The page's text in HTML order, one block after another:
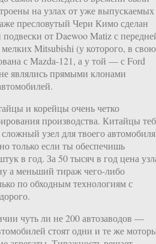
на узлах от уже выпускаемых
пресловутый Чери Кимо сделан
от Daewoo Matiz с
мелких Mitsubishi (у которого, в свою
с Mazda-121, а у той — с Ford
являлись прямыми клонами
и корейцы очень четко
производства. Китайцы
узел для твоего автомобиля
только если ты обеспечишь
в год. За 50 тысяч в год цена
а меньший тираж чего-либо
по обходным технологиям с
чуть ли не 200 автозаводов —
стоят одни и те же